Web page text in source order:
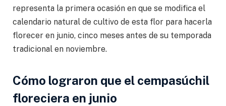
representa la primera ocasión en que se modifica el
calendario natural de cultivo de esta flor para hacerla
florecer en junio, cinco meses antes de su temporada
tradicional en noviembre.
Cómo lograron que el cempasúchil
floreciera en junio